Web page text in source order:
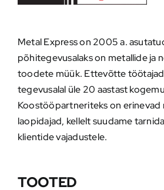
Metal Express on 2005 a.
põhitegevusalaks on metallide ja
toodete müük. Ettevõtte
tegevusalal üle 20 aastast
Koostööpartneriteks on erinevad
laopidajad, kellelt suudame
klientide vajadustele.
TOOTED